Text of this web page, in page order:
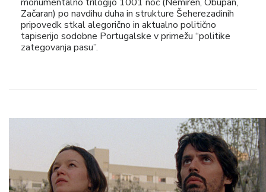
Začaran) po navdihu duha in strukture Šeherezadinih
pripovedk stkal alegorično in aktualno politično
tapiserijo sodobne Portugalske v primežu “politike
zategovanja pasu”.